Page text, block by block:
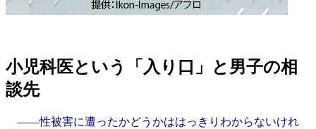
小児科医という「入り口」と男子の相
談先
――性被害に遭ったかどうかははっきりわからないけれ